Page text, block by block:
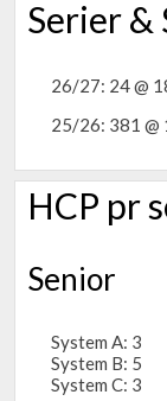
Serier &
26/27: 24 @
25/26: 381 @
HCP pr
Senior
System A: 3
System B: 5
System C: 3